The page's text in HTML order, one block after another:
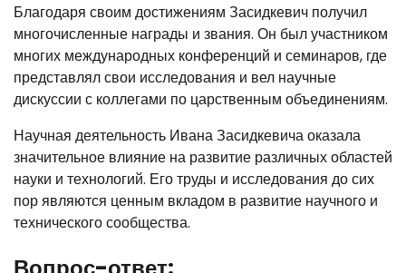
Благодаря своим достижениям Засидкевич получил
многочисленные награды и звания. Он был участником
многих международных конференций и семинаров, где
представлял свои исследования и вел научные
дискуссии с коллегами по царственным объединениям.
Научная деятельность Ивана Засидкевича оказала
значительное влияние на развитие различных областей
науки и технологий. Его труды и исследования до сих
пор являются ценным вкладом в развитие научного и
технического сообщества.